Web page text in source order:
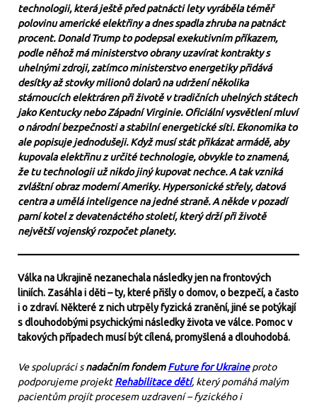
technologii, která ještě před patnácti lety vyráběla téměř
polovinu americké elektřiny a dnes spadla zhruba na patnáct
procent. Donald Trump to podepsal exekutivním příkazem,
podle něhož má ministerstvo obrany uzavírat kontrakty s
uhelnými zdroji, zatímco ministerstvo energetiky přidává
desítky až stovky milionů dolarů na udržení několika
stárnoucích elektráren při životě v tradičních uhelných státech
jako Kentucky nebo Západní Virginie. Oficiální vysvětlení mluví
o národní bezpečnosti a stabilní energetické síti. Ekonomika to
ale popisuje jednodušeji. Když musí stát přikázat armádě, aby
kupovala elektřinu z určité technologie, obvykle to znamená,
že tu technologii už nikdo jiný kupovat nechce. A tak vzniká
zvláštní obraz moderní Ameriky. Hypersonické střely, datová
centra a umělá inteligence na jedné straně. A někde v pozadí
parní kotel z devatenáctého století, který drží při životě
největší vojenský rozpočet planety.
Válka na Ukrajině nezanechala následky jen na frontových
liniích. Zasáhla i děti – ty, které přišly o domov, o bezpečí, a často
i o zdraví. Některé z nich utrpěly fyzická zranění, jiné se potýkají
s dlouhodobými psychickými následky života ve válce. Pomoc v
takových případech musí být cílená, promyšlená a dlouhodobá.
Ve spolupráci snadačním fondemFuture for Ukraineproto
podporujeme projektRehabilitace dětí, který pomáhá malým
pacientům projít procesem uzdravení – fyzického i